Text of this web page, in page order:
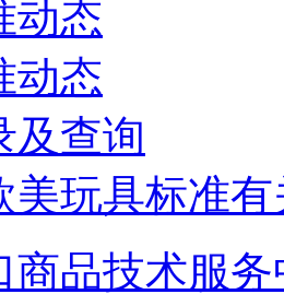
动态
动态
及查询
美玩具标准
商品技术服